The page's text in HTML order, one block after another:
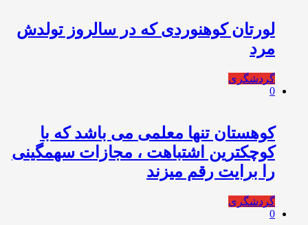
لورتان کوهنوردی که در سالروز تولدش
مرد
گردشگری
0
کوهستان تنها معلمی می باشد که با
کوچکترین اشتباهت ، مجازات سهمگینی
را برایت رقم میزند
گردشگری
0